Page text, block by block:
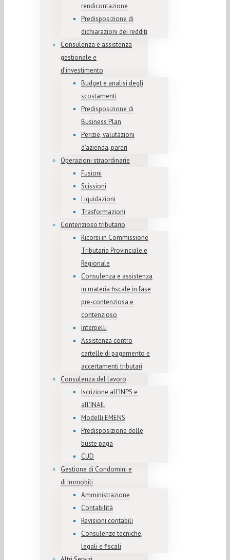
rendicontazione
Predisposizione di
dichiarazioni dei redditi
Consulenza e assistenza
gestionale e
d’investimento
Budget e analisi degli
scostamenti
Predisposizione di
Business Plan
Perizie, valutazioni
d’azienda, pareri
Operazioni straordinarie
Fusioni
Scissioni
Liquidazioni
Trasformazioni
Contenzioso tributario
Ricorsi in Commissione
Tributaria Provinciale e
Regionale
Consulenza e assistenza
in materia fiscale in fase
pre-contenziosa e
contenzioso
Interpelli
Assistenza contro
cartelle di pagamento e
accertamenti tributari
Consulenza del lavoro
Iscrizione all’INPS e
all’INAIL
Modelli EMENS
Predisposizione delle
buste paga
CUD
Gestione di Condomini e
di Immobili
Amministrazione
Contabilità
Revisioni contabili
Consulenze tecniche,
legali e fiscali